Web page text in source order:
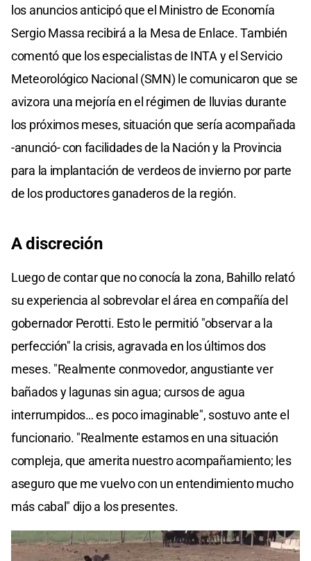
los anuncios anticipó que el Ministro de Economía
Sergio Massa recibirá a la Mesa de Enlace. También
comentó que los especialistas de INTA y el Servicio
Meteorológico Nacional (SMN) le comunicaron que se
avizora una mejoría en el régimen de lluvias durante
los próximos meses, situación que sería acompañada
-anunció- con facilidades de la Nación y la Provincia
para la implantación de verdeos de invierno por parte
de los productores ganaderos de la región.
A discreción
Luego de contar que no conocía la zona, Bahillo relató
su experiencia al sobrevolar el área en compañía del
gobernador Perotti. Esto le permitió "observar a la
perfección" la crisis, agravada en los últimos dos
meses. "Realmente conmovedor, angustiante ver
bañados y lagunas sin agua; cursos de agua
interrumpidos… es poco imaginable", sostuvo ante el
funcionario. "Realmente estamos en una situación
compleja, que amerita nuestro acompañamiento; les
aseguro que me vuelvo con un entendimiento mucho
más cabal" dijo a los presentes.